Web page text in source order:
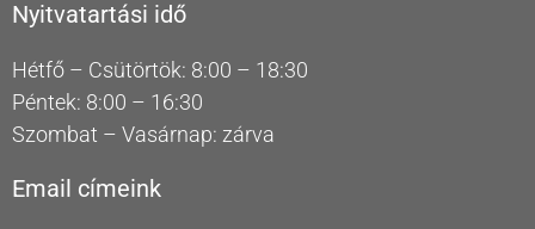
Nyitvatartási idő
Hétfő – Csütörtök: 8:00 – 18:30
Péntek: 8:00 – 16:30
Szombat – Vasárnap: zárva
Email címeink